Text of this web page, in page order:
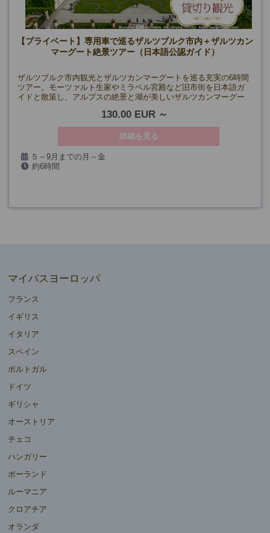
【プライベート】専用車で巡るザルツブルク市内＋ザルツカン
マーグート絶景ツアー（日本語公認ガイド）
ザルツブルク市内観光とザルツカンマーグートを巡る充実の6時間
ツアー。モーツァルト生家やミラベル宮殿など旧市街を日本語ガ
イドと散策し、アルプスの絶景と湖が美しいザルツカンマーグー
130.00 EUR
詳細を見る
５～9月までの月～金
約6時間
マイバスヨーロッパ
フランス
イギリス
イタリア
スペイン
ポルトガル
ドイツ
ギリシャ
オーストリア
チェコ
ハンガリー
ポーランド
ルーマニア
クロアチア
オランダ